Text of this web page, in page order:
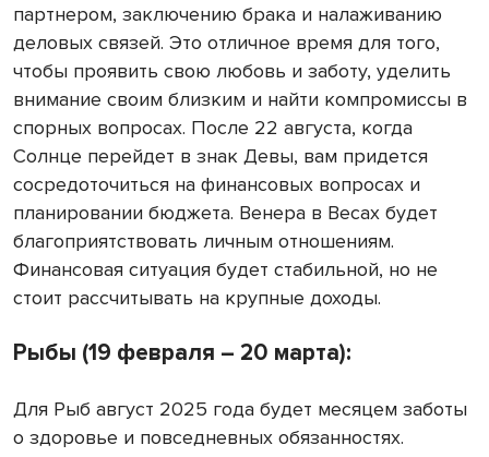
партнером, заключению брака и налаживанию
деловых связей. Это отличное время для того,
чтобы проявить свою любовь и заботу, уделить
внимание своим близким и найти компромиссы в
спорных вопросах. После 22 августа, когда
Солнце перейдет в знак Девы, вам придется
сосредоточиться на финансовых вопросах и
планировании бюджета. Венера в Весах будет
благоприятствовать личным отношениям.
Финансовая ситуация будет стабильной, но не
стоит рассчитывать на крупные доходы.
Рыбы (19 февраля – 20 марта):
Для Рыб август 2025 года будет месяцем заботы
о здоровье и повседневных обязанностях.